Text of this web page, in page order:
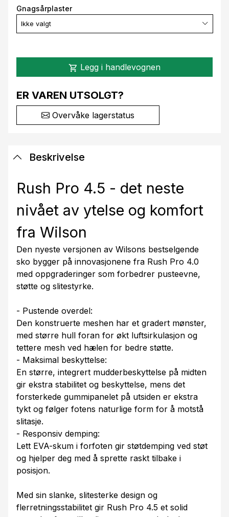
Gnagsårplaster
Ikke valgt
shopping_cart Legg i handlevognen
ER VAREN UTSOLGT?
Overvåke lagerstatus
Beskrivelse
Rush Pro 4.5 - det neste
nivået av ytelse og komfort
fra Wilson
Den nyeste versjonen av Wilsons bestselgende
sko bygger på innovasjonene fra Rush Pro 4.0
med oppgraderinger som forbedrer pusteevne,
støtte og slitestyrke.
- Pustende overdel:
Den konstruerte meshen har et gradert mønster,
med større hull foran for økt luftsirkulasjon og
tettere mesh ved hælen for bedre støtte.
- Maksimal beskyttelse:
En større, integrert mudderbeskyttelse på midten
gir ekstra stabilitet og beskyttelse, mens det
forsterkede gummipanelet på utsiden er ekstra
tykt og følger fotens naturlige form for å motstå
slitasje.
- Responsiv demping:
Lett EVA-skum i forfoten gir støtdemping ved støt
og hjelper deg med å sprette raskt tilbake i
posisjon.
Med sin slanke, slitesterke design og
flerretningsstabilitet gir Rush Pro 4.5 et solid